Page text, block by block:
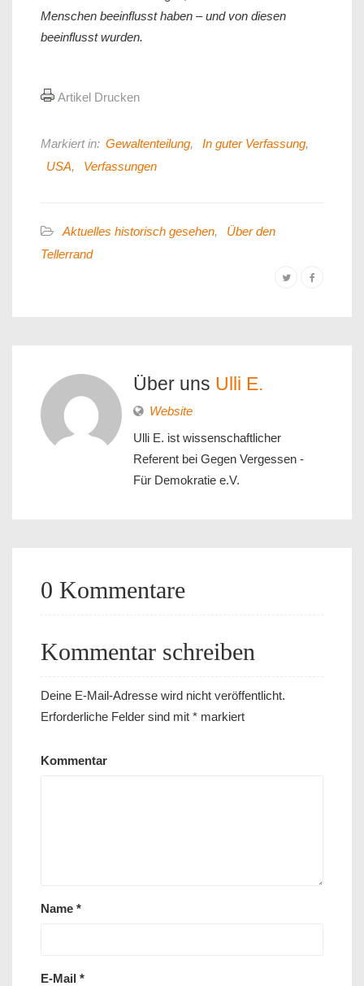
Menschen beeinflusst haben – und von diesen
beeinflusst wurden.
Artikel Drucken
Markiert in: Gewaltenteilung, In guter Verfassung,
USA, Verfassungen
Aktuelles historisch gesehen,
Über den
Tellerrand
Über uns Ulli E.
Website
Ulli E. ist wissenschaftlicher
Referent bei Gegen Vergessen -
Für Demokratie e.V.
0 Kommentare
Kommentar schreiben
Deine E-Mail-Adresse wird nicht veröffentlicht.
Erforderliche Felder sind mit * markiert
Kommentar
Name *
E-Mail *